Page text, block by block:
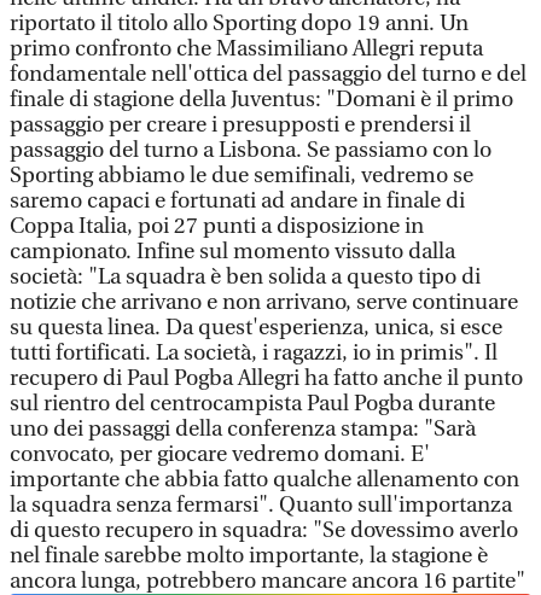
riportato il titolo allo Sporting dopo 19 anni. Un
primo confronto che Massimiliano Allegri reputa
fondamentale nell'ottica del passaggio del turno e del
finale di stagione della Juventus: "Domani è il primo
passaggio per creare i presupposti e prendersi il
passaggio del turno a Lisbona. Se passiamo con lo
Sporting abbiamo le due semifinali, vedremo se
saremo capaci e fortunati ad andare in finale di
Coppa Italia, poi 27 punti a disposizione in
campionato. Infine sul momento vissuto dalla
società: "La squadra è ben solida a questo tipo di
notizie che arrivano e non arrivano, serve continuare
su questa linea. Da quest'esperienza, unica, si esce
tutti fortificati. La società, i ragazzi, io in primis". Il
recupero di Paul Pogba Allegri ha fatto anche il punto
sul rientro del centrocampista Paul Pogba durante
uno dei passaggi della conferenza stampa: "Sarà
convocato, per giocare vedremo domani. E'
importante che abbia fatto qualche allenamento con
la squadra senza fermarsi". Quanto sull'importanza
di questo recupero in squadra: "Se dovessimo averlo
nel finale sarebbe molto importante, la stagione è
ancora lunga, potrebbero mancare ancora 16 partite"